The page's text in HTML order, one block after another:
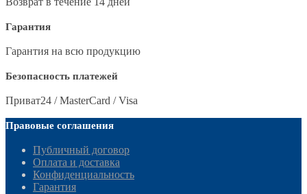
Гарантия
Гарантия на всю продукцию
Безопасность платежей
Приват24 / MasterCard / Visa
Правовые соглашения
Публичный договор
Оплата и доставка
Конфиденциальность
Гарантия